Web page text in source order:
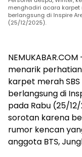
menghadiri acara karpet
berlangsung di Inspire
(25/12/2025).
menarik
karpet merah
berlangsung di
pada Rabu (25/
sorotan karena
rumor kencan
anggota BTS,